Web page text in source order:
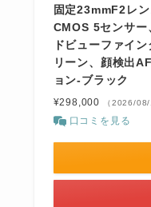
固定23mmF2レ
CMOS 5センサー
ドビューファイ
リーン、顔検出
ョン-ブラック
¥298,000 （2026/
口コミを見る